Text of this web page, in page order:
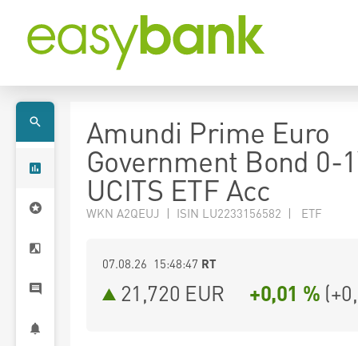
Amundi Prime Euro
Government Bond 0-
UCITS ETF Acc
WKN A2QEUJ | ISIN LU2233156582 | ETF
07.08.26 15:48:47 RT
21,720 EUR +0,01 % (